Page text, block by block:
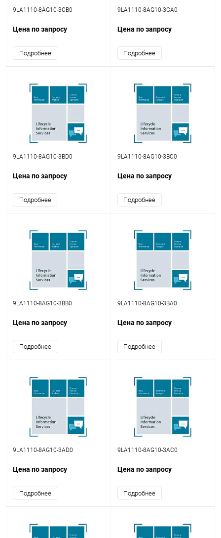
9LA1110-8AG10-3CB0
Цена по запросу
Подробнее
9LA1110-8AG10-3CA0
Цена по запросу
Подробнее
9LA1110-8AG10-3BD0
Цена по запросу
Подробнее
9LA1110-8AG10-3BC0
Цена по запросу
Подробнее
9LA1110-8AG10-3BB0
Цена по запросу
Подробнее
9LA1110-8AG10-3BA0
Цена по запросу
Подробнее
9LA1110-8AG10-3AD0
Цена по запросу
Подробнее
9LA1110-8AG10-3AC0
Цена по запросу
Подробнее